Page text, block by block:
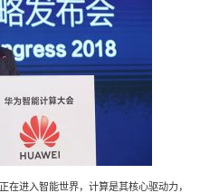
航运及港口
农林牧渔
在进入智能世界，计算是其核心驱动力，